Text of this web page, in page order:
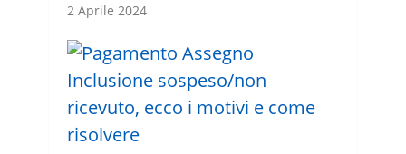
2 Aprile 2024